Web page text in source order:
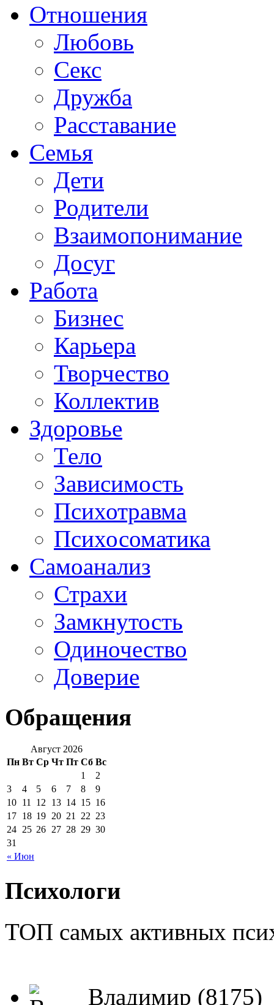
Отношения
Любовь
Секс
Дружба
Расставание
Семья
Дети
Родители
Взаимопонимание
Досуг
Работа
Бизнес
Карьера
Творчество
Коллектив
Здоровье
Тело
Зависимость
Психотравма
Психосоматика
Самоанализ
Страхи
Замкнутость
Одиночество
Доверие
Обращения
Август 2026
Пн Вт Ср Чт Пт Сб Вс
« Июн
1
2
3
4 5 6 7 8
9
10 11 12 13 14 15 16
17 18 19 20 21 22 23
24 25 26 27 28 29 30
31
Психологи
ТОП самых активных
Владимир (8175)